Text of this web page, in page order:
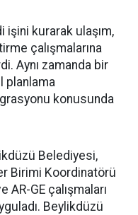
işini kurarak ulaşım,
çalışmalarına
Aynı zamanda bir
planlama
konusunda
Belediyesi,
Birimi Koordinatörü
AR-GE çalışmaları
Beylikdüzü